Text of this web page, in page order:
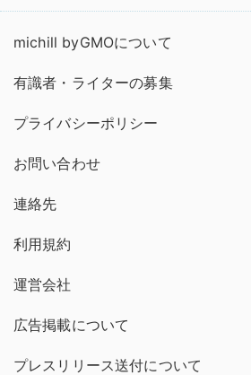
michill byGMOについて
有識者・ライターの募集
プライバシーポリシー
お問い合わせ
連絡先
利用規約
運営会社
広告掲載について
プレスリリース送付について